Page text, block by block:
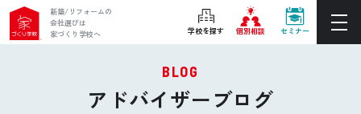
新築/リフォームの
会社選びは
家づくり学校へ
学校を探す 個別相談 セミナー
ぴったりの住宅会社をご提案
個別相談
BLOG
アドバイザーブログ